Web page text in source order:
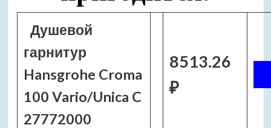
Душевой
гарнитур
Hansgrohe Croma
100 Vario/Unica C
27772000
8513.26
₽